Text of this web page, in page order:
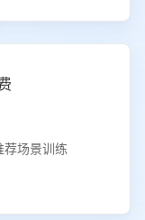
荐场景训练